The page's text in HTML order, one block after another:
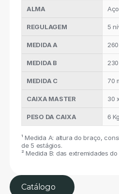
ALMA Aço
REGULAGEM 5
MEDIDA A
MEDIDA B
MEDIDA C 70
CAIXA MASTER 30
PESO DA CAIXA 6 Kg
¹ Medida A: altura do braço,
de 5 estágios.
² Medida B: das extremidades
Catálogo